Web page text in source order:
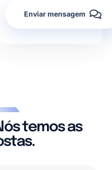
Enviar mensagem
temos as